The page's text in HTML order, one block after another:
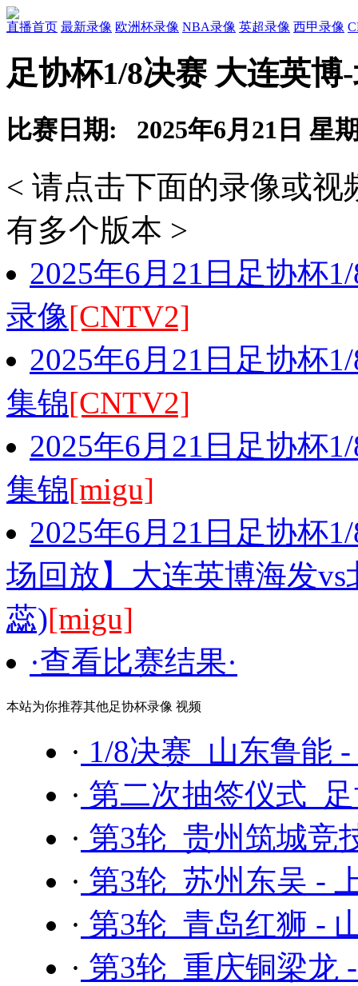
直播首页 最新录像 欧洲杯录像 NBA录像 英超录像 西甲录像
足协杯1/8决赛 大连英
比赛日期: 2025年6月21日 星
< 请点击下面的录像或
有多个版本 >
2025年6月21日足协杯
录像[CNTV2]
2025年6月21日足协杯
集锦[CNTV2]
2025年6月21日足协杯
集锦[migu]
2025年6月21日足协杯
场回放】大连英博海发
蕊)[migu]
·查看比赛结果·
本站为你推荐其他足协杯录像 视频
· 1/8决赛 山东鲁能
· 第二次抽签仪式
· 第3轮 贵州筑城竞
· 第3轮 苏州东吴 -
· 第3轮 青岛红狮 -
· 第3轮 重庆铜梁龙